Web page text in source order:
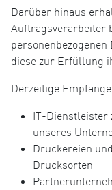
Darüber hinaus
Auftragsverarbeiter
personenbezogenen
diese zur Erfüllung
Derzeitige
IT-Dienstleister
unseres
Druckereien
Drucksorten